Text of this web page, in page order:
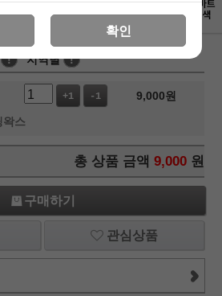
적립금:1000원
! 지역별 !
왁스
+1 -1 9,000원
총 상품 금액 9,000 원
구매하기
관심상품
확인